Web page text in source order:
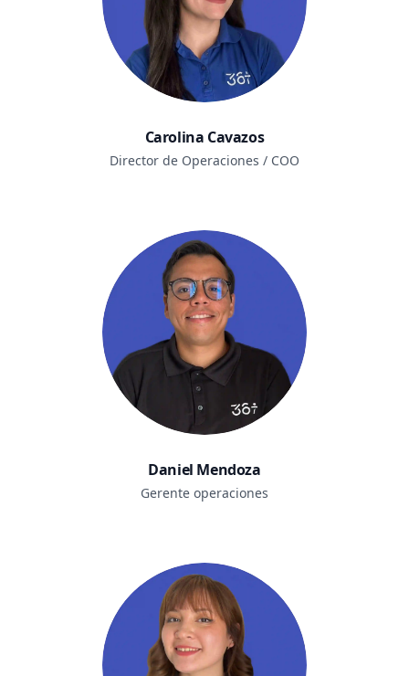
Carolina Cavazos
Director de Operaciones / COO
Daniel Mendoza
Gerente operaciones